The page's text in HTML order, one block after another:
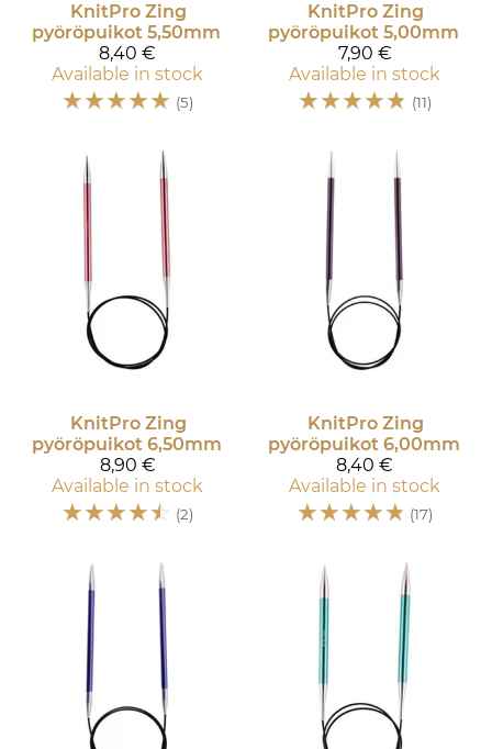
KnitPro Zing
pyöröpuikot 5,50mm
8,40 €
Available in stock
☆☆☆☆☆ (5)
KnitPro Zing
pyöröpuikot 5,00mm
7,90 €
Available in stock
☆☆☆☆☆ (11)
KnitPro Zing
pyöröpuikot 6,50mm
8,90 €
Available in stock
☆☆☆☆☆ (2)
KnitPro Zing
pyöröpuikot 6,00mm
8,40 €
Available in stock
☆☆☆☆☆ (17)